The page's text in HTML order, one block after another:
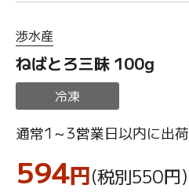
渉水産
ねばとろ三昧 100g
冷凍
通常1～3営業日以内に出荷
594円(税別550円)